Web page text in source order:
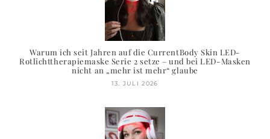
Warum ich seit Jahren auf die CurrentBody Skin LED-
Rotlichttherapiemaske Serie 2 setze – und bei LED-Masken
nicht an „mehr ist mehr“ glaube
13. JULI 2026